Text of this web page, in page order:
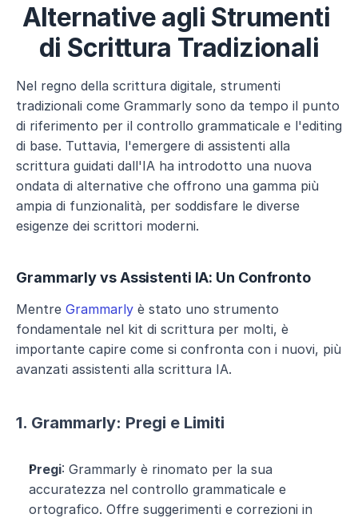
Alternative agli Strumenti
di Scrittura Tradizionali
Nel regno della scrittura digitale, strumenti
tradizionali come Grammarly sono da tempo il punto
di riferimento per il controllo grammaticale e l'editing
di base. Tuttavia, l'emergere di assistenti alla
scrittura guidati dall'IA ha introdotto una nuova
ondata di alternative che offrono una gamma più
ampia di funzionalità, per soddisfare le diverse
esigenze dei scrittori moderni.
Grammarly vs Assistenti IA: Un Confronto
Mentre Grammarly è stato uno strumento
fondamentale nel kit di scrittura per molti, è
importante capire come si confronta con i nuovi, più
avanzati assistenti alla scrittura IA.
1. Grammarly: Pregi e Limiti
Pregi: Grammarly è rinomato per la sua
accuratezza nel controllo grammaticale e
ortografico. Offre suggerimenti e correzioni in